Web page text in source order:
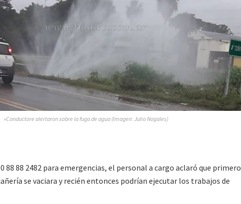
»Conductore alertaron sobre la fuga de agua (Imagen: Julio Nogales)
88 88 2482 para emergencias, el personal a cargo aclaró que primero
se vaciara y recién entonces podrían ejecutar los trabajos de